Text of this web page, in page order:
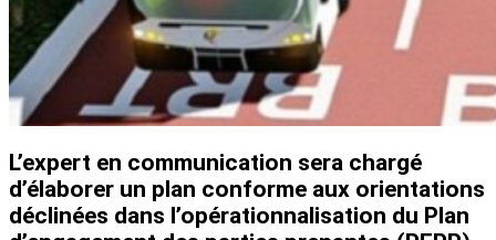
L’expert en communication sera chargé
d’élaborer un plan conforme aux orientations
déclinées dans l’opérationnalisation du Plan